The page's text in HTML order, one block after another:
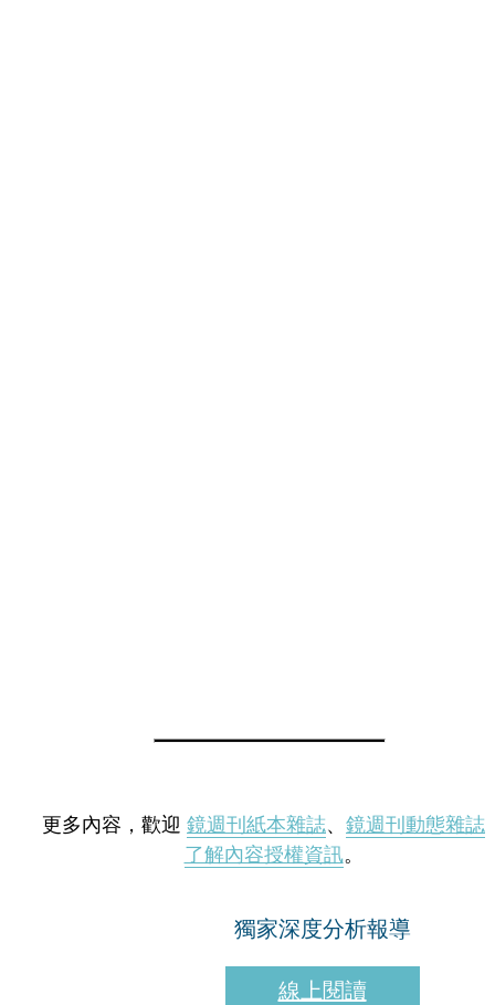
更多內容，歡迎 鏡週刊紙本雜誌、 鏡週刊動態雜誌
了解內容授權資訊。
獨家深度分析報導
線上閱讀